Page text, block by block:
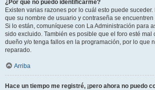
¿Por qué no puedo identificarme?
Existen varias razones por lo cuál esto puede
que su nombre de usuario y contraseña se
Si lo están, comuníquese con La Administración para
sido excluido. También es posible que el foro esté mal
dueño y/o tenga fallos en la programación, por lo que
reparado.
Arriba
Hace un tiempo me registré, ¡pero ahora no puedo